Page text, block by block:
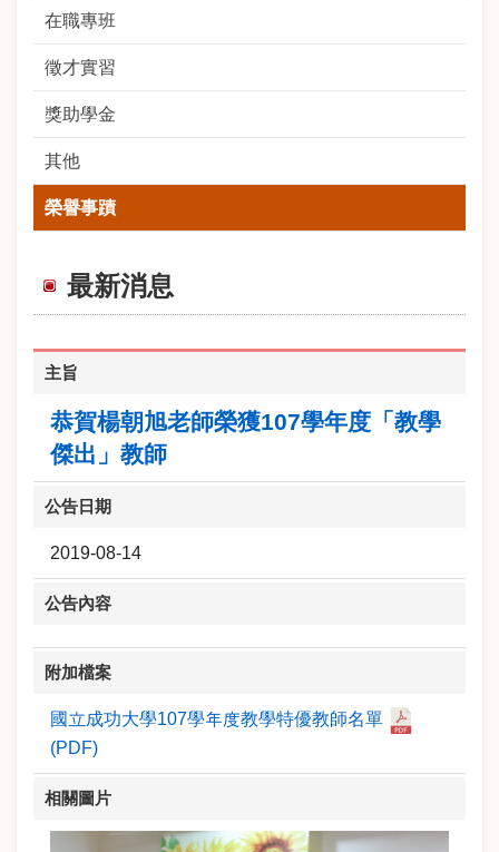
在職專班
徵才實習
獎助學金
其他
榮譽事蹟
最新消息
主旨
恭賀楊朝旭老師榮獲107學年度「教學
傑出」教師
公告日期
2019-08-14
公告內容
附加檔案
國立成功大學107學年度教學特優教師名單
(PDF)
相關圖片